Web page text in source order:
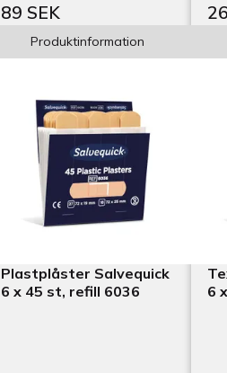
89 SEK
Produktinformation
Plastplåster Salvequick
6 x 45 st, refill 6036
6